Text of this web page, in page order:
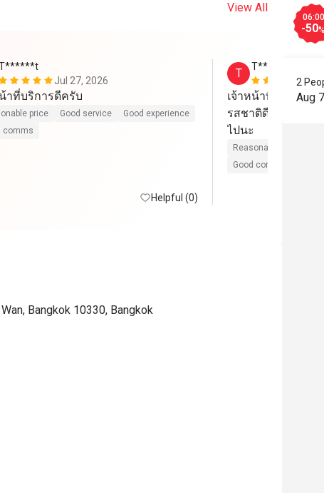
View All
Jul 27, 2026
าที่บริการดีครับ
price Good service
Good experience
comms
Helpful (0)
T
T******t
Jul
เจ้าหน้าที่ รับรองแ
รสชาติดี อร่อยแต่อ
ไปนะ
Reasonable price
Good comms
Bangkok 10330, Bangkok
06:00
-50%
2
Aug 7